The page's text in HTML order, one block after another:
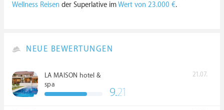
Wellness Reisen der Superlative imWert von 23.000 €.
NEUE BEWERTUNGEN
LA MAISON hotel &
spa
21.07.
9.21